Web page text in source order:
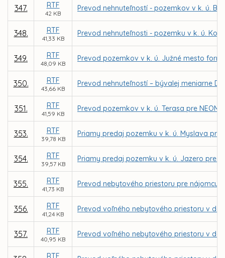
347. RTF
42 KB
Prevod nehnuteľností - pozemkov v k. ú.
348. RTF
41,33 KB
Prevod nehnuteľnosti - pozemku v k. ú.
349. RTF
48,09 KB
Prevod pozemkov v k. ú. Južné mesto
350. RTF
43,66 KB
Prevod nehnuteľností – bývalej meniarne
351. RTF
41,59 KB
Prevod pozemkov v k. ú. Terasa pre
353. RTF
39,78 KB
Priamy predaj pozemku v k. ú. Myslava
354. RTF
39,57 KB
Priamy predaj pozemku v k. ú. Jazero pre
355. RTF
41,73 KB
Prevod nebytového priestoru pre nájomcu
356. RTF
41,24 KB
Prevod voľného nebytového priestoru v
357. RTF
40,95 KB
Prevod voľného nebytového priestoru v